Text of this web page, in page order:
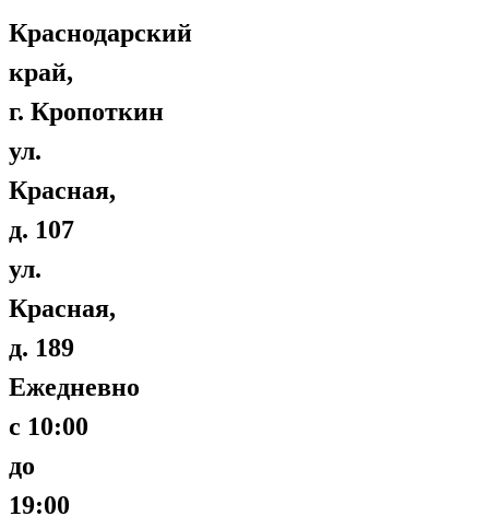
Краснодарский
край,
г. Кропоткин
ул.
Красная,
д. 107
ул.
Красная,
д. 189
Ежедневно
с 10:00
до
19:00